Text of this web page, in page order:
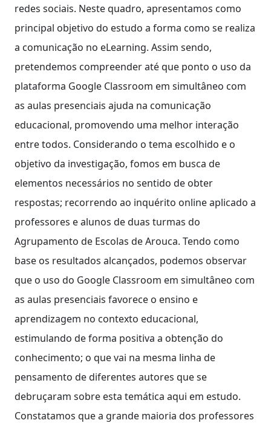
redes sociais. Neste quadro, apresentamos como
principal objetivo do estudo a forma como se realiza
a comunicação no eLearning. Assim sendo,
pretendemos compreender até que ponto o uso da
plataforma Google Classroom em simultâneo com
as aulas presenciais ajuda na comunicação
educacional, promovendo uma melhor interação
entre todos. Considerando o tema escolhido e o
objetivo da investigação, fomos em busca de
elementos necessários no sentido de obter
respostas; recorrendo ao inquérito online aplicado a
professores e alunos de duas turmas do
Agrupamento de Escolas de Arouca. Tendo como
base os resultados alcançados, podemos observar
que o uso do Google Classroom em simultâneo com
as aulas presenciais favorece o ensino e
aprendizagem no contexto educacional,
estimulando de forma positiva a obtenção do
conhecimento; o que vai na mesma linha de
pensamento de diferentes autores que se
debruçaram sobre esta temática aqui em estudo.
Constatamos que a grande maioria dos professores